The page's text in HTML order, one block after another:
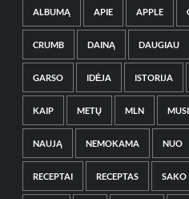
ALBUMĄ APIE APPLE
CRUMB DAINĄ DAUGIAU
GARSO IDĖJA ISTORIJA
KAIP METŲ MLN
NAUJĄ NEMOKAMA NUO
RECEPTAI RECEPTAS SAKO